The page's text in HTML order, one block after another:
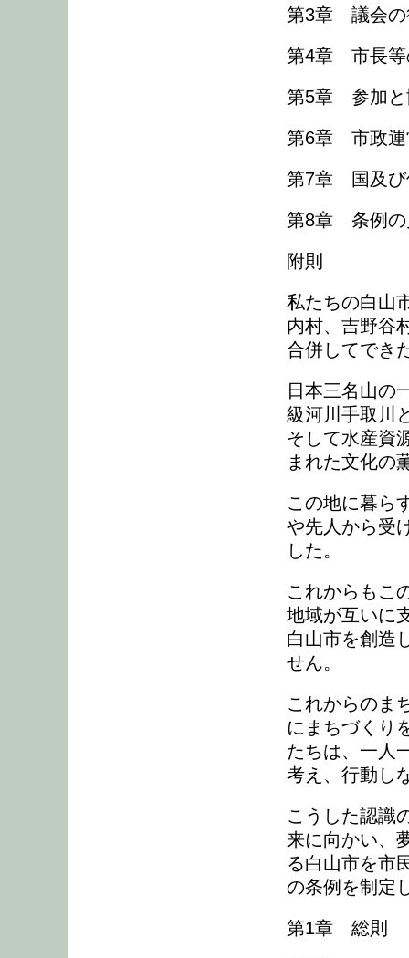
第3章 議会の
第4章 市長等
第5章 参加と
第6章 市政運
第7章 国及び
第8章 条例の
附則
私たちの白山
内村、吉野谷
合併してでき
日本三名山の
級河川手取川
そして水産資
まれた文化の
この地に暮ら
や先人から受
した。
これからもこ
地域が互いに
白山市を創造
せん。
これからのま
にまちづくり
たちは、一人
考え、行動し
こうした認識
来に向かい、
る白山市を市
の条例を制定
第1章 総則